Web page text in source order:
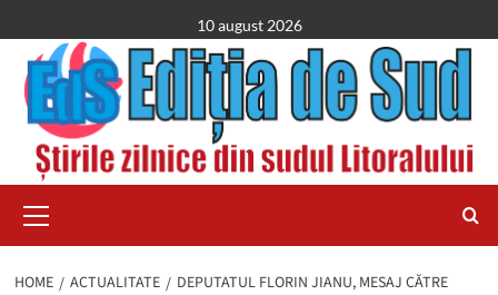
to
content
10 august 2026
Menu
HOME ACTUALITATE
DEPUTATUL FLORIN JIANU, MESAJ CĂTRE